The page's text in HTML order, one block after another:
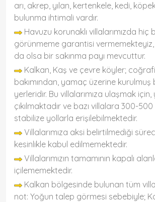
arı, akrep, yılan, kertenkele, kedi,
bulunma ihtimali vardır.
Havuzu korunaklı villalarımızda hiç
görünmeme garantisi
da olsa bir sakınma payı mevcuttur.
Kalkan, Kaş ve çevre köyler; coğrafi
bakımından, yamaç üzerine kurulmuş
yerleridir. Bu villalarımıza ulaşmak için,
çıkılmaktadır ve bazı villalara 300-
stabilize yollarla erişilebilmektedir.
Villalarımıza aksi belirtilmediği
kesinlikle kabul edilmemektedir.
Villalarımızın tamamının kapalı
içilememektedir.
Kalkan bölgesinde bulunan tüm
not: Yoğun talep görmesi sebebiyle;